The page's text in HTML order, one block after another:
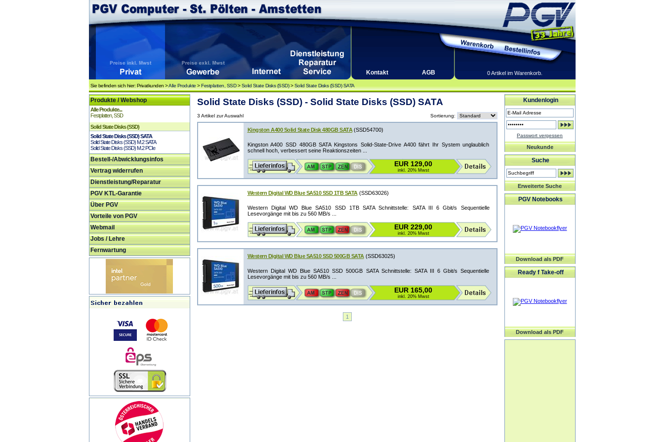
Kontakt AGB 0 Artikel im Warenkorb.
Sie befinden sich hier: Privatkunden >Alle Produkte >Festplatten, SSD>Solid State Disks (SSD)>Solid State Disks (SSD) SATA
Produkte / Webshop
Alle Produkte...
Festplatten, SSD
Solid State Disks (SSD)
Solid State Disks (SSD) SATA
Solid State Disks (SSD) M.2 SATA
Solid State Disks (SSD) M.2 PCIe
Bestell-/Abwicklungsinfos
Vertrag widerrufen
Dienstleistung/Reparatur
PGV KTL-Garantie
Über PGV
Vorteile von PGV
Webmail
Jobs / Lehre
Fernwartung
Solid State Disks (SSD) - Solid State Disks (SSD) SATA
3 Artikel zur Auswahl Sortierung:
Kingston A400 Solid State Disk 480GB SATA(SSD54700)
Kingston A400 SSD 480GB SATA Kingstons Solid-State-Drive A400 fährt Ihr System unglaublich
schnell hoch, verbessert seine Reaktionszeiten ...
EUR 129,00
inkl. 20% Mwst
Western Digital WD Blue SA510 SSD 1TB SATA(SSD63026)
Western Digital WD Blue SA510 SSD 1TB SATA Schnittstelle: SATA III 6 Gbit/s Sequentielle
Lesevorgänge mit bis zu 560 MB/s ...
EUR 229,00
inkl. 20% Mwst
Western Digital WD Blue SA510 SSD 500GB SATA(SSD63025)
Western Digital WD Blue SA510 SSD 500GB SATA Schnittstelle: SATA III 6 Gbit/s Sequentielle
Lesevorgänge mit bis zu 560 MB/s ...
EUR 165,00
inkl. 20% Mwst
1
Kundenlogin
Passwort vergessen
Neukunde
Suche
Erweiterte Suche
PGV Notebooks
Download als PDF
Ready f Take-off
Download als PDF